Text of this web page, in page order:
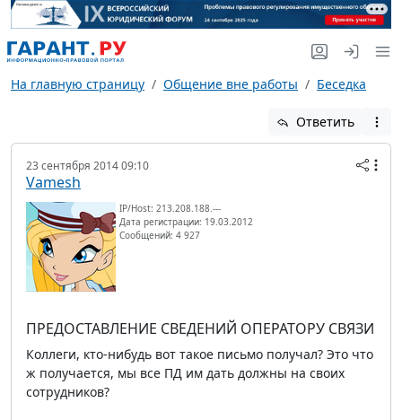
На главную страницу Общение вне работы Беседка
Ответить
23 сентября 2014 09:10
Vamesh
IP/Host: 213.208.188.---
Дата регистрации: 19.03.2012
Сообщений: 4 927
ПРЕДОСТАВЛЕНИЕ СВЕДЕНИЙ ОПЕРАТОРУ СВЯЗИ
Коллеги, кто-нибудь вот такое письмо получал? Это что
ж получается, мы все ПД им дать должны на своих
сотрудников?